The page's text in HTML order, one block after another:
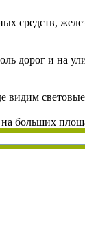
средств,
дорог и на
больших